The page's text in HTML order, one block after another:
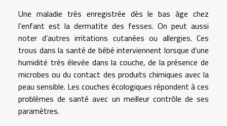
Une maladie très enregistrée dès le bas âge chez
l’enfant est la dermatite des fesses. On peut aussi
noter d’autres irritations cutanées ou allergies. Ces
trous dans la santé de bébé interviennent lorsque d’une
humidité très élevée dans la couche, de la présence de
microbes ou du contact des produits chimiques avec la
peau sensible. Les couches écologiques répondent à ces
problèmes de santé avec un meilleur contrôle de ses
paramètres.